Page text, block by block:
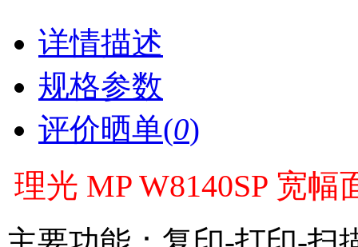
详情描述
规格参数
评价晒单(0)
理光 MP W8140SP 宽